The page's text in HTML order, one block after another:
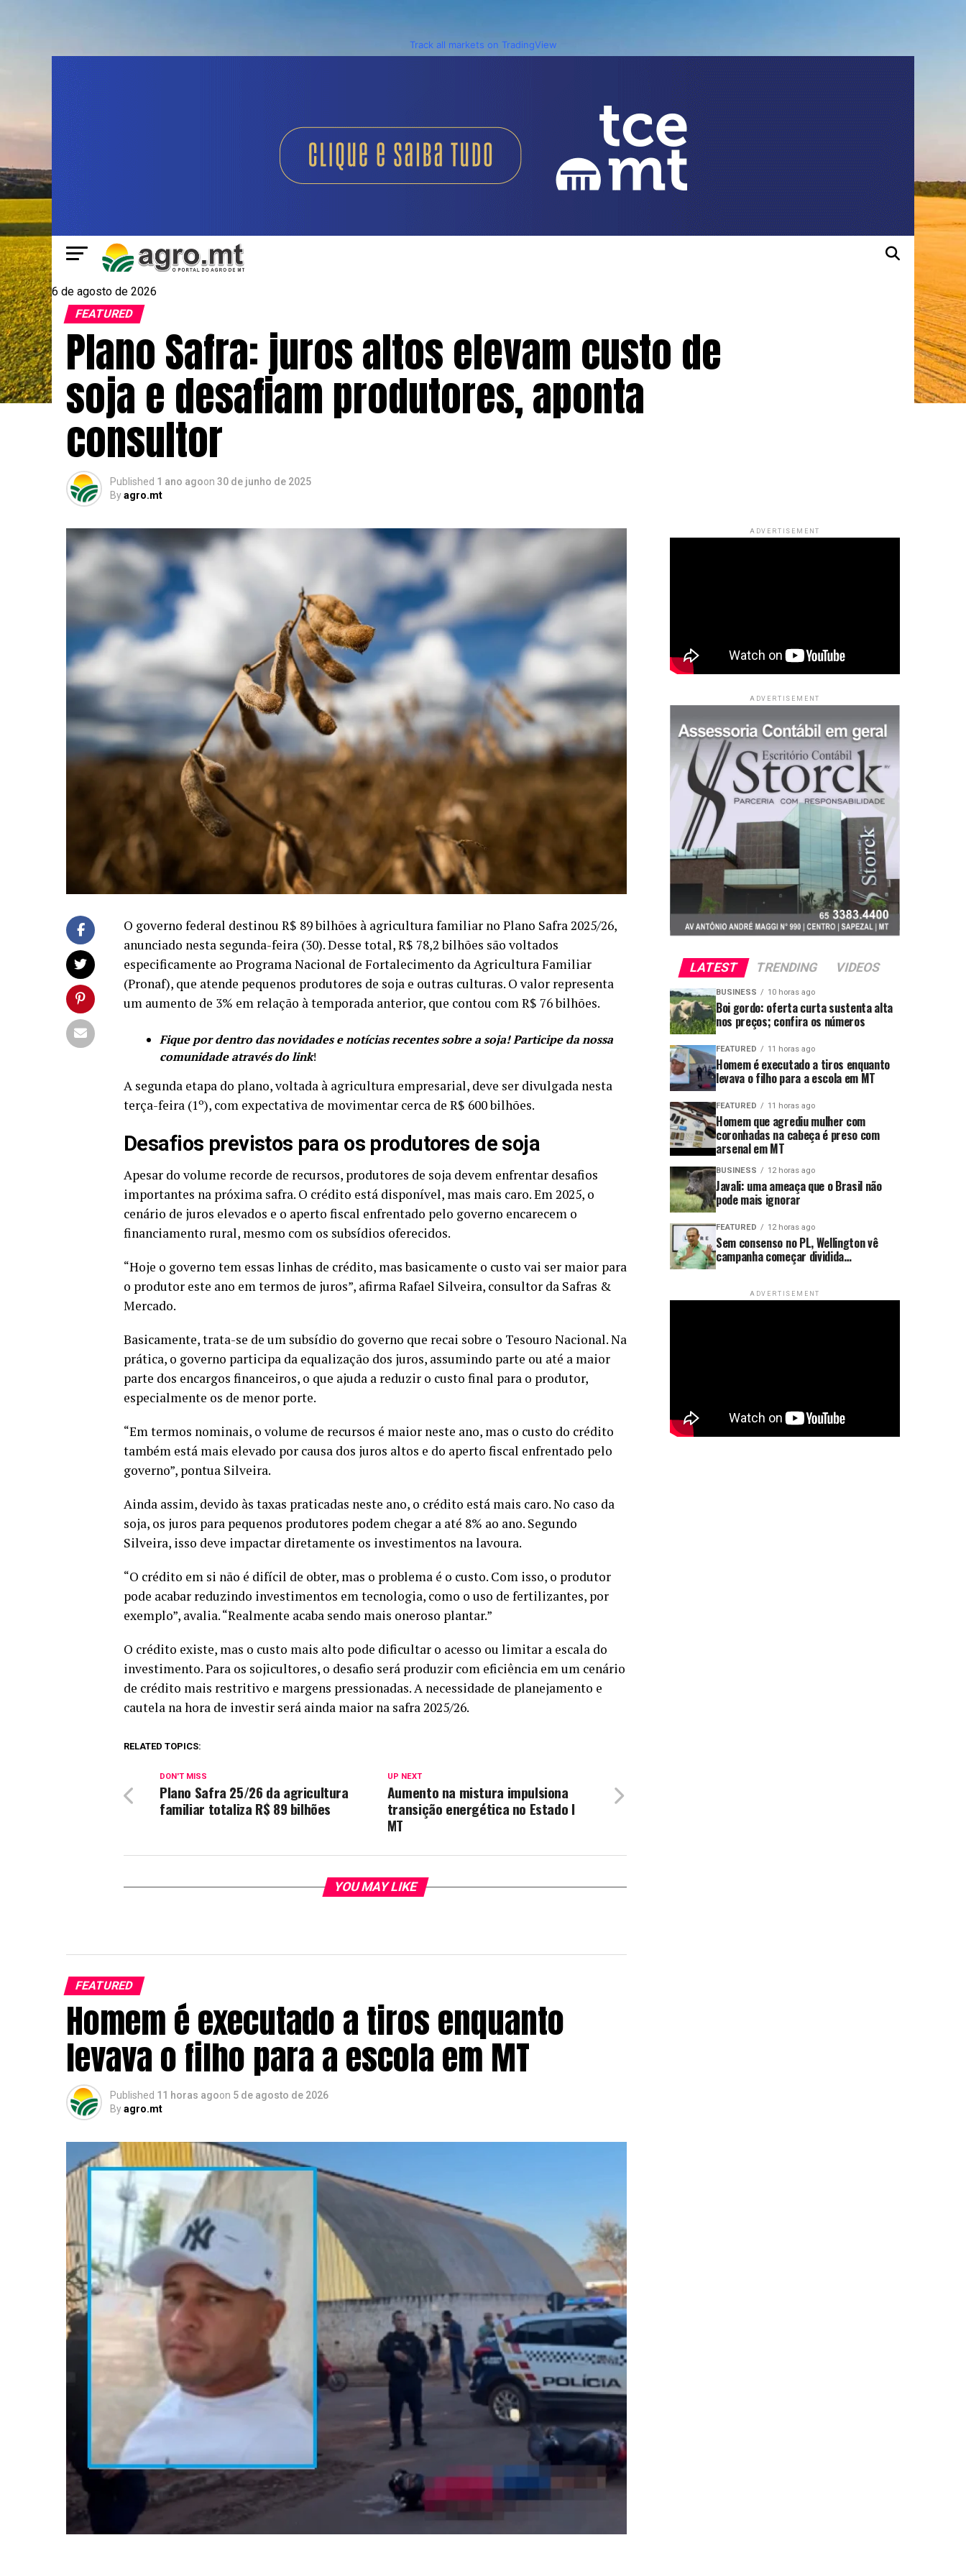
Track all markets on TradingView
6 de agosto de 2026
FEATURED
Plano Safra: juros altos elevam custo de
soja e desafiam produtores, aponta
consultor
Published 1 ano agoon 30 de junho de 2025
Byagro.mt
O governo federal destinou R$ 89 bilhões à agricultura familiar no Plano Safra 2025/26,
anunciado nesta segunda-feira (30). Desse total, R$ 78,2 bilhões são voltados
especificamente ao Programa Nacional de Fortalecimento da Agricultura Familiar
(Pronaf), que atende pequenos produtores de soja e outras culturas. O valor representa
um aumento de 3% em relação à temporada anterior, que contou com R$ 76 bilhões.
Fique por dentro das novidades e notícias recentes sobre a soja! Participe da nossa
comunidade através do link!
A segunda etapa do plano, voltada à agricultura empresarial, deve ser divulgada nesta
terça-feira (1º), com expectativa de movimentar cerca de R$ 600 bilhões.
Desafios previstos para os produtores de soja
Apesar do volume recorde de recursos, produtores de soja devem enfrentar desafios
importantes na próxima safra. O crédito está disponível, mas mais caro. Em 2025, o
cenário de juros elevados e o aperto fiscal enfrentado pelo governo encarecem o
financiamento rural, mesmo com os subsídios oferecidos.
“Hoje o governo tem essas linhas de crédito, mas basicamente o custo vai ser maior para
o produtor este ano em termos de juros”, afirma Rafael Silveira, consultor da Safras &
Mercado.
Basicamente, trata-se de um subsídio do governo que recai sobre o Tesouro Nacional. Na
prática, o governo participa da equalização dos juros, assumindo parte ou até a maior
parte dos encargos financeiros, o que ajuda a reduzir o custo final para o produtor,
especialmente os de menor porte.
“Em termos nominais, o volume de recursos é maior neste ano, mas o custo do crédito
também está mais elevado por causa dos juros altos e do aperto fiscal enfrentado pelo
governo”, pontua Silveira.
Ainda assim, devido às taxas praticadas neste ano, o crédito está mais caro. No caso da
soja, os juros para pequenos produtores podem chegar a até 8% ao ano. Segundo
Silveira, isso deve impactar diretamente os investimentos na lavoura.
“O crédito em si não é difícil de obter, mas o problema é o custo. Com isso, o produtor
pode acabar reduzindo investimentos em tecnologia, como o uso de fertilizantes, por
exemplo”, avalia. “Realmente acaba sendo mais oneroso plantar.”
O crédito existe, mas o custo mais alto pode dificultar o acesso ou limitar a escala do
investimento. Para os sojicultores, o desafio será produzir com eficiência em um cenário
de crédito mais restritivo e margens pressionadas. A necessidade de planejamento e
cautela na hora de investir será ainda maior na safra 2025/26.
RELATED TOPICS:
UP NEXT
Aumento na mistura impulsiona
transição energética no Estado I
MT
DON'T MISS
Plano Safra 25/26 da agricultura
familiar totaliza R$ 89 bilhões
YOU MAY LIKE
FEATURED
Homem é executado a tiros enquanto
levava o filho para a escola em MT
Published 11 horas agoon 5 de agosto de 2026
Byagro.mt
ADVERTISEMENT
ADVERTISEMENT
LATEST TRENDING VIDEOS
BUSINESS 10 horas ago
Boi gordo: oferta curta sustenta alta
nos preços; confira os números
FEATURED 11 horas ago
Homem é executado a tiros enquanto
levava o filho para a escola em MT
FEATURED 11 horas ago
Homem que agrediu mulher com
coronhadas na cabeça é preso com
arsenal em MT
BUSINESS 12 horas ago
Javali: uma ameaça que o Brasil não
pode mais ignorar
FEATURED 12 horas ago
Sem consenso no PL, Wellington vê
campanha começar dividida…
ADVERTISEMENT